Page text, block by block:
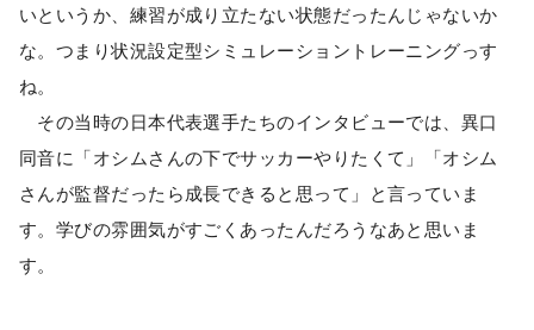
いというか、練習が成り立たない状態だったんじゃないか
な。つまり状況設定型シミュレーショントレーニングっす
ね。
その当時の日本代表選手たちのインタビューでは、異口
同音に「オシムさんの下でサッカーやりたくて」「オシム
さんが監督だったら成長できると思って」と言っていま
す。学びの雰囲気がすごくあったんだろうなあと思いま
す。